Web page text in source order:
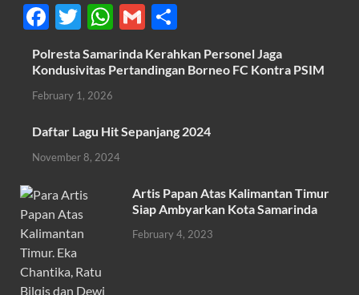
F
ac
e
b
o
o
k
T
w
itt
er
W
h
at
A
p
p
G
m
ail
h
ar
Polresta Samarinda Kerahkan Personel Jaga
Kondusivitas Pertandingan Borneo FC Kontra PSIM
February 1, 2026
Daftar Lagu Hit Sepanjang 2024
November 8, 2024
Artis Papan Atas Kalimantan Timur
Siap Ambyarkan Kota Samarinda
February 4, 2023